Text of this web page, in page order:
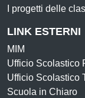
I progetti delle
LINK ESTERNI
MIM
Ufficio Scolastico
Ufficio Scolastico
Scuola in Chiaro